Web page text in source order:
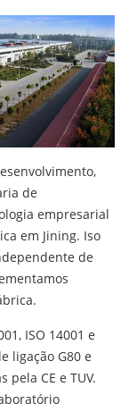
de
empresarial
em Jining. Iso
de
ISO 14001 e
ligação G80 e
pela CE e TUV.